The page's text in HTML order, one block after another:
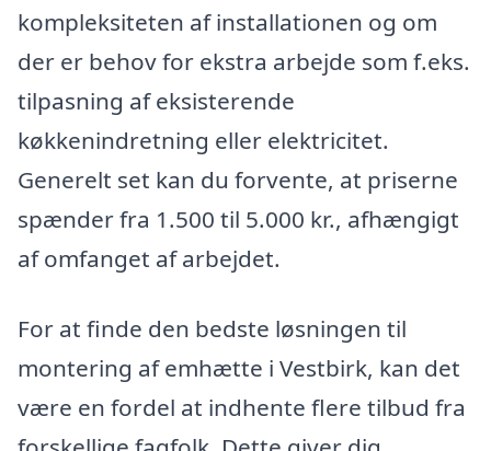
kompleksiteten af installationen og om
der er behov for ekstra arbejde som f.eks.
tilpasning af eksisterende
køkkenindretning eller elektricitet.
Generelt set kan du forvente, at priserne
spænder fra 1.500 til 5.000 kr., afhængigt
af omfanget af arbejdet.
For at finde den bedste løsningen til
montering af emhætte i Vestbirk, kan det
være en fordel at indhente flere tilbud fra